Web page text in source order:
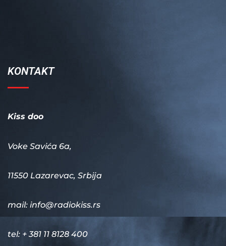
KONTAKT
Kiss doo
Voke Savića 6a,
11550 Lazarevac, Srbija
mail: info@radiokiss.rs
tel: + 381 11 8128 400